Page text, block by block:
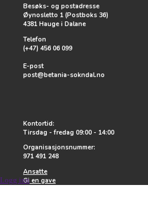
Besøks- og postadresse
Øynosletto 1 (Postboks 36)
4381 Hauge i Dalane
Telefon
(+47) 456 06 099
E-post
post@betania-sokndal.no
Kontortid:
Tirsdag - fredag 09:00 - 14:00
Organisasjonsnummer:
971 491 248
Ansatte
Gi en gave
Logg inn